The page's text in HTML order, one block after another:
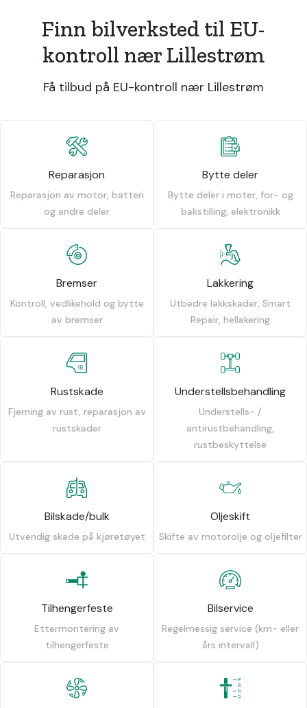
Finn bilverksted til EU-
kontroll nær Lillestrøm
Få tilbud på EU-kontroll nær Lillestrøm
Reparasjon
Reparasjon av motor, batteri
og andre deler
Bytte deler
Bytte deler i moter, for- og
bakstilling, elektronikk
Bremser
Kontroll, vedlikehold og bytte
av bremser
Lakkering
Utbedre lakkskader, Smart
Repair, hellakering
Rustskade
Fjerning av rust, reparasjon av
rustskader
Understellsbehandling
Understells- /
antirustbehandling,
rustbeskyttelse
Bilskade/bulk
Utvendig skade på kjøretøyet
Oljeskift
Skifte av motorolje og oljefilter
Tilhengerfeste
Ettermontering av
tilhengerfeste
Bilservice
Regelmessig service (km- eller
års intervall)